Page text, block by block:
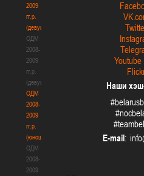
2009
гг.р.
(девушки)
ОДМ
2008-
2009
гг.р.
(девушки)
ОДМ
2008-
2009
гг.р.
(юноши)
ОДМ
2008-
2009
Youtube
Наши
E-mail: